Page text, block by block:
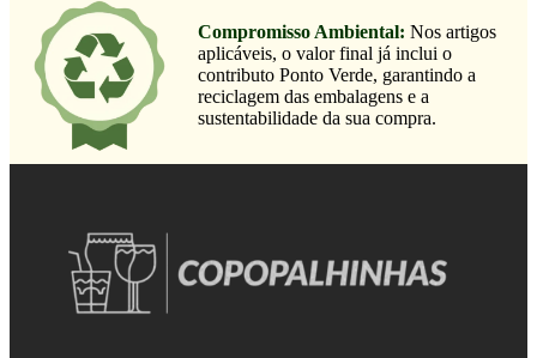
Compromisso Ambiental: Nos artigos
aplicáveis, o valor final já inclui o
contributo Ponto Verde, garantindo a
reciclagem das embalagens e a
sustentabilidade da sua compra.